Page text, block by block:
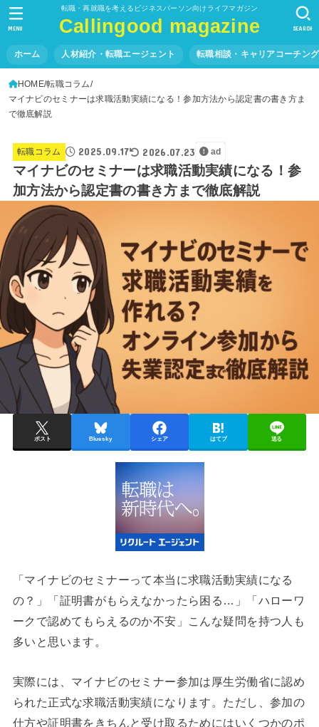
転職・再就職を考えるビジネスパーソン向けライフマガジン
Callingood magazine
ホーム 人材紹介・転職エージェント 転職相談・キャリアコーチング
SEARCH
MENU
HOME 転職コラム
マイナビのセミナーは求職活動実績になる！参加方法から認定書の書き方ま
で徹底解説
転職コラム 2025.09.17 2026.07.23 ad
マイナビのセミナーは求職活動実績になる！参
加方法から認定書の書き方まで徹底解説
ポスト Bluesky シェア はてブ 送る
「マイナビのセミナーって本当に求職活動実績になる
の？」「証明書がもらえなかったら困る…」「ハローワ
ークで認めてもらえるのか不安」こんな疑問を持つ人も
多いと思います。
実際には、マイナビのセミナー参加は厚生労働省に認め
られた正式な求職活動実績になります。ただし、参加の
仕方や証明書をきちんと受け取るためにはいくつかのポ